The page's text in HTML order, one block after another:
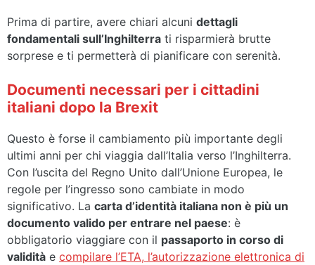
Prima di partire, avere chiari alcuni dettagli
fondamentali sull’Inghilterra ti risparmierà brutte
sorprese e ti permetterà di pianificare con serenità.
Documenti necessari per i cittadini
italiani dopo la Brexit
Questo è forse il cambiamento più importante degli
ultimi anni per chi viaggia dall’Italia verso l’Inghilterra.
Con l’uscita del Regno Unito dall’Unione Europea, le
regole per l’ingresso sono cambiate in modo
significativo. La carta d’identità italiana non è più un
documento valido per entrare nel paese: è
obbligatorio viaggiare con il passaporto in corso di
validità e compilare l’ETA, l’autorizzazione elettronica di